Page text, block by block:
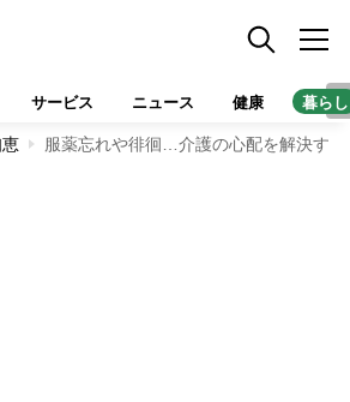
サービス ニュース 健康 暮らし
服薬忘れや徘徊…介護の心配を解決す